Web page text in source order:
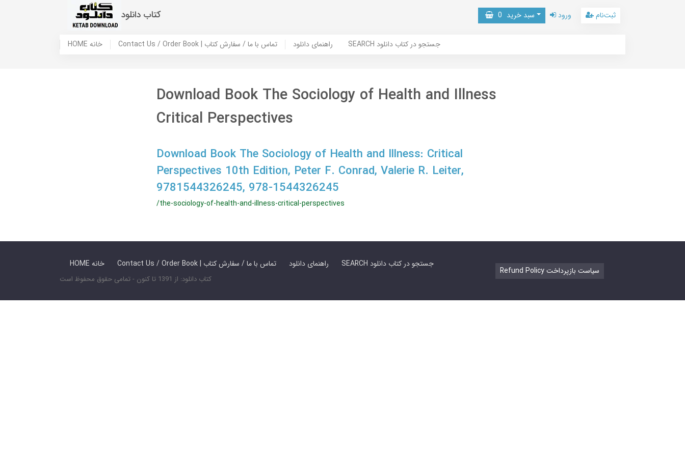
کتاب دانلود سبد خرید 0 ورود ثبت‌نام
HOME خانه Contact Us / Order Book | تماس با ما / سفارش کتاب راهنمای دانلود SEARCH جستجو در کتاب دانلود
Download Book The Sociology of Health and Illness
Critical Perspectives
Download Book The Sociology of Health and Illness: Critical
Perspectives 10th Edition, Peter F. Conrad, Valerie R. Leiter,
9781544326245, 978-1544326245
/the-sociology-of-health-and-illness-critical-perspectives
HOME خانه Contact Us / Order Book | تماس با ما / سفارش کتاب راهنمای دانلود SEARCH جستجو در کتاب دانلود
کتاب دانلود: از 1391 تا کنون - تمامی حقوق محفوظ است
Refund Policy سیاست بازپرداخت